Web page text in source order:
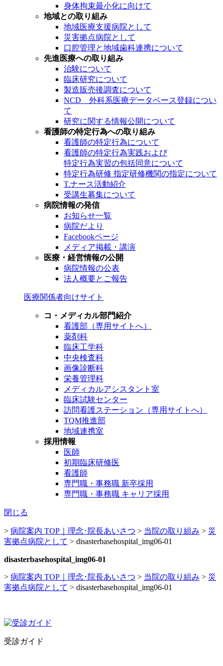
身体拘束最小化に向けて
地域との取り組み
地域医療支援病院として
災害拠点病院として
口腔管理と地域歯科連携について
先進医療への取り組み
治験について
臨床研究について
製造販売後調査について
NCD 外科系医療データベース登録につい
て
研究に関する情報公開について
看護師の特定行為への取り組み
看護師の特定行為について
看護師の特定行為実践および
特定行為実習の包括同意について
特定行為研修 指定研修機関の指定について
T.ナース活動紹介
受講生募集について
病院情報の発信
お知らせ一覧
病院だより
Facebookページ
メディア掲載・講演
医療・経営情報の公開
病院情報の公表
法人概要とご報告
医療関係者向けサイト
コ・メディカル部門紹介
看護部（専用サイトへ）
薬剤科
臨床工学科
中央検査科
画像診断科
栄養管理科
メディカルアシスタント室
臨床試験センター
訪問看護ステーション（専用サイトへ）
TQM推進部
地域連携室
採用情報
医師
初期臨床研修医
看護師
専門職・事務職 新卒採用
専門職・事務職 キャリア採用
閉じる
> 病院案内 TOP｜理念･院長あいさつ > 当院の取り組み > 災
害拠点病院として > disasterbasehospital_img06-01
disasterbasehospital_img06-01
> 病院案内 TOP｜理念･院長あいさつ > 当院の取り組み > 災
害拠点病院として > disasterbasehospital_img06-01
受診ガイド